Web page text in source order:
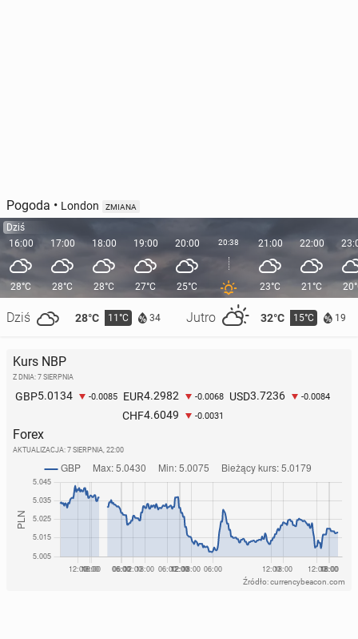
Pogoda • London ZMIANA
Dziś
16:00
28°C
Dziś 28°C 11°C 34 Jutro 32°C 15°C 19
17:00
28°C
18:00
28°C
19:00
27°C
20:00
25°C
20:38 21:00
23°C
22:00
21°C
Kurs NBP
Z DNIA: 7 SIERPNIA
GBP5.0134 -0.0085 EUR4.2982 -0.0068 USD3.7236 -0.0084
CHF4.6049 -0.0031
Forex
AKTUALIZACJA: 7 SIERPNIA, 22:00
Źródło: currencybeacon.com